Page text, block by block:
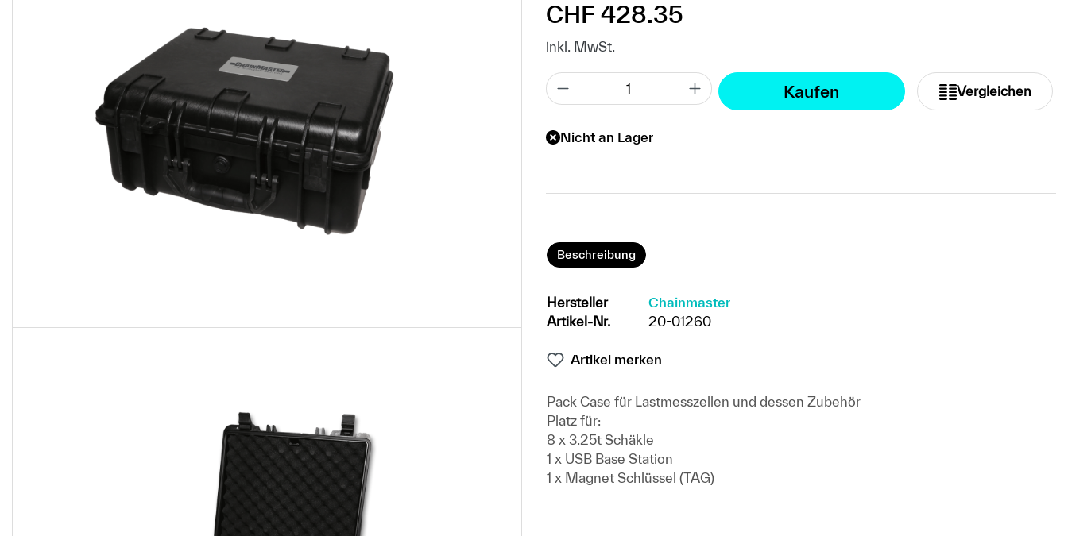
Regulärer Preis:
CHF 428.35
inkl. MwSt.
Kaufen Vergleichen
Nicht an Lager
Beschreibung
Hersteller
Chainmaster
Artikel-Nr.
20-01260
Artikel merken
Pack Case für Lastmesszellen und dessen Zubehör
Platz für:
8 x 3.25t Schäkle
1 x USB Base Station
1 x Magnet Schlüssel (TAG)